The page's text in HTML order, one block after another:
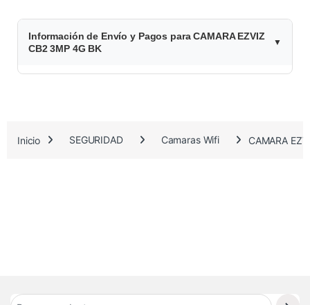
$
1
0
.
Información de Envío y Pagos para CAMARA EZVIZ
CB2 3MP 4G BK
Inicio SEGURIDAD Camaras Wifi CAMARA